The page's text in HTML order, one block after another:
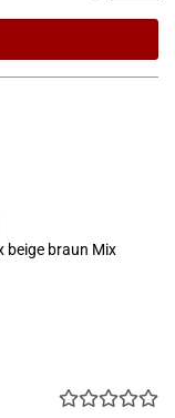
beige braun Mix